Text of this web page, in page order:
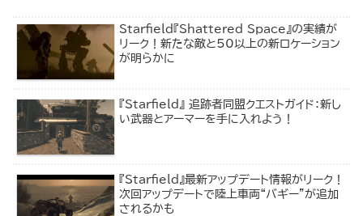
Starfield『Shattered Space』の実績が
リーク！新たな敵と50以上の新ロケーション
が明らかに
『Starfield』 追跡者同盟クエストガイド：新し
い武器とアーマーを手に入れよう！
『Starfield』最新アップデート情報がリーク！
次回アップデートで陸上車両“バギー”が追加
されるかも